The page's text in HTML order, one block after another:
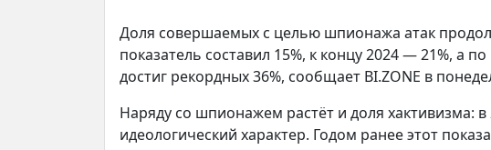
Доля совершаемых с целью шпионажа атак
показатель составил 15%, к концу 2024 — 21%, а
достиг рекордных 36%, сообщает BI.ZONE в
Наряду со шпионажем растёт и доля хактивизма: в
идеологический характер. Годом ранее этот